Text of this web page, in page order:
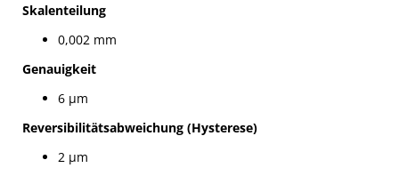
Skalenteilung
0,002 mm
Genauigkeit
6 µm
Reversibilitätsabweichung (Hysterese)
2 µm